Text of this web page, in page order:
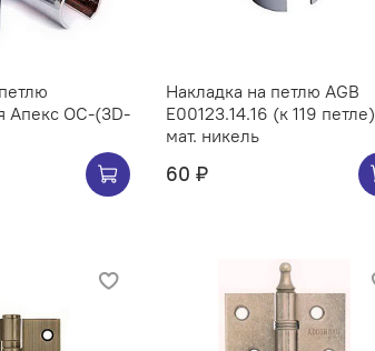
Апекс OC-(3D-
Накладка на петлю AGB
E00123.14.16 (к 119 петле)
мат. никель
60 ₽